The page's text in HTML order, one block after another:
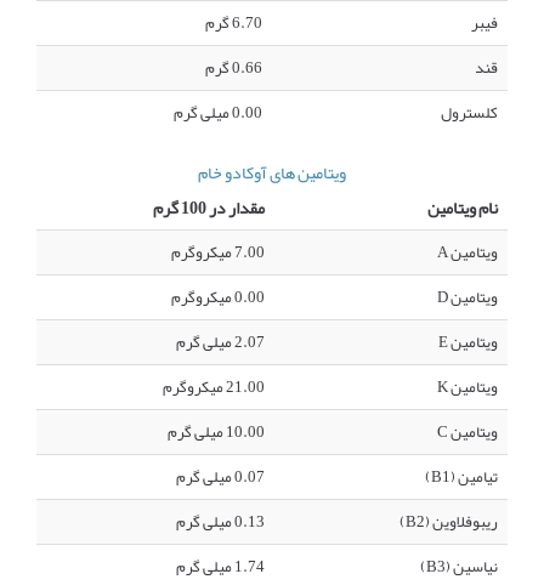
فیبر
6.70 گرم
قند
0.66 گرم
کلسترول
0.00 میلی گرم
ویتامین های آوکادو خام
نام ویتامین
مقدار در 100 گرم
ویتامین A
7.00 میکروگرم
ویتامین D
0.00 میکروگرم
ویتامین E
2.07 میلی گرم
ویتامین K
21.00 میکروگرم
ویتامین C
10.00 میلی گرم
تیامین (B1)
0.07 میلی گرم
ریبوفلاوین (B2)
0.13 میلی گرم
نیاسین (B3)
1.74 میلی گرم